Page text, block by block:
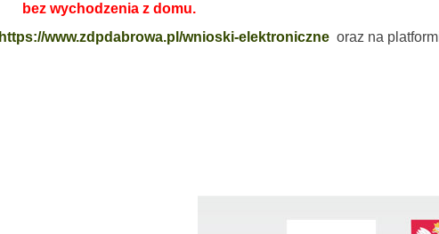
bez wychodzenia z domu.
https://www.zdpdabrowa.pl/wnioski-elektroniczne oraz na